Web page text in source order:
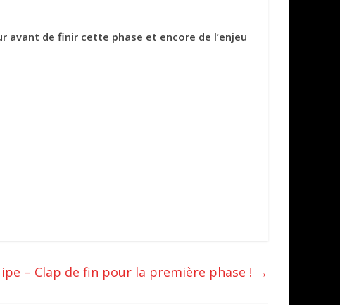
de finir cette phase et encore de l’enjeu
– Clap de fin pour la première phase ! →